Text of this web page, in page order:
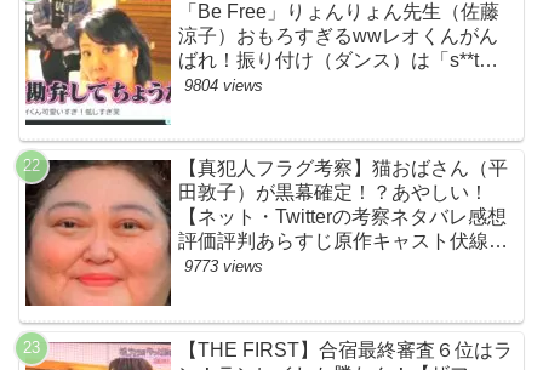
「Be Free」りょんりょん先生（佐藤
涼子）おもろすぎるwwレオくんがん
ばれ！振り付け（ダンス）は「s**t
kingz」のOguri・Kazuki！豪華！【ネ
BE:FIRST・ビーファースト】
9804 views
【真犯人フラグ考察】猫おばさん（平
田敦子）が黒幕確定！？あやしい！
【ネット・Twitterの考察ネタバレ感想
評価評判あらすじ原作キャスト伏線ま
とめ】
9773 views
【THE FIRST】合宿最終審査６位はラ